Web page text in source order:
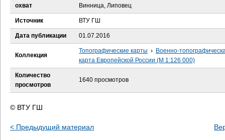
е
с
ь
охват
Винница, Липовец
Источник ВТУ ГШ
Дата публикации 01.07.2016
Коллекция
Топографические карты › Военно-
карта Европейской России (М 1:126 000)
Количество
просмотров
1640 просмотров
© ВТУ ГШ
< Предыдущий материал